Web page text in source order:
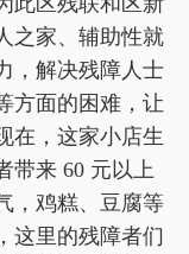
之家、辅助性就
，解决残障人士
方面的困难，让
在，这家小店生
带来 60 元以上
，鸡糕、豆腐等
这里的残障者们